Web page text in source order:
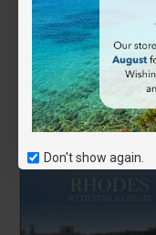
Don't show again.
14.00€
Άμεση αγορά